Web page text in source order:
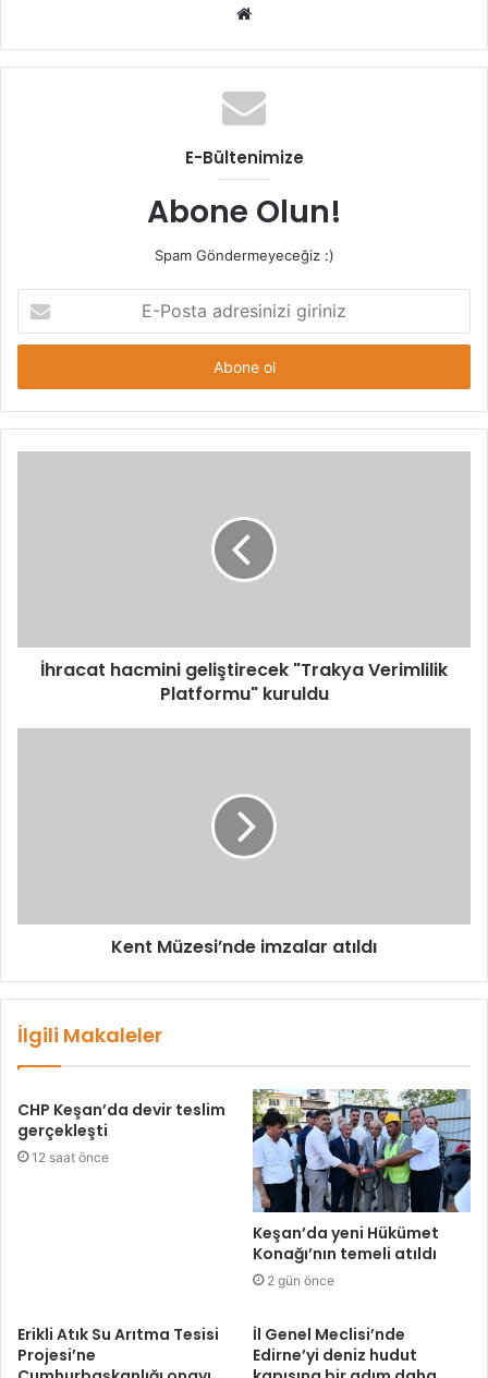
Web
E-Bültenimize
Abone Olun!
Spam Göndermeyeceğiz :)
Posta
adresinizi
İhracat hacmini geliştirecek "Trakya Verimlilik
Platformu" kuruldu
Kent Müzesi’nde imzalar atıldı
İlgili Makaleler
CHP Keşan’da devir teslim
gerçekleşti
12 saat önce
Keşan’da yeni Hükümet
Konağı’nın temeli atıldı
2 gün önce
Erikli Atık Su Arıtma Tesisi
Projesi’ne
İl Genel Meclisi’nde
Edirne’yi deniz hudut